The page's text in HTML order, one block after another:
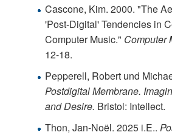
Cascone, Kim. 2000. "The
'Post-Digital' Tendencies in
Computer Music." Computer
12-18.
Pepperell, Robert und
Postdigital Membrane.
and Desire. Bristol: Intellect.
Thon, Jan-Noël. 2025 i.E..